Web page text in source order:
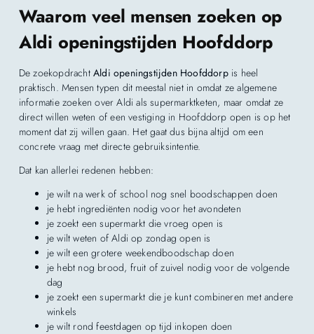
Waarom veel mensen zoeken op
Aldi openingstijden Hoofddorp
De zoekopdrachtAldi openingstijden Hoofddorpis heel
praktisch. Mensen typen dit meestal niet in omdat ze algemene
informatie zoeken over Aldi als supermarktketen, maar omdat ze
direct willen weten of een vestiging in Hoofddorp open is op het
moment dat zij willen gaan. Het gaat dus bijna altijd om een
concrete vraag met directe gebruiksintentie.
Dat kan allerlei redenen hebben:
je wilt na werk of school nog snel boodschappen doen
je hebt ingrediënten nodig voor het avondeten
je zoekt een supermarkt die vroeg open is
je wilt weten of Aldi op zondag open is
je wilt een grotere weekendboodschap doen
je hebt nog brood, fruit of zuivel nodig voor de volgende
dag
je zoekt een supermarkt die je kunt combineren met andere
winkels
je wilt rond feestdagen op tijd inkopen doen